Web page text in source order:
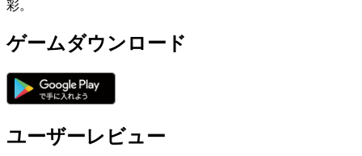
彩。
ゲームダウンロード
ユーザーレビュー